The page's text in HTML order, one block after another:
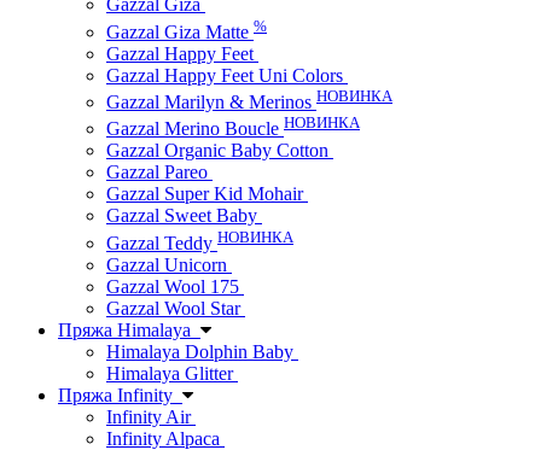
Gazzal Giza
Gazzal Giza Matte %
Gazzal Happy Feet
Gazzal Happy Feet Uni Colors
Gazzal Marilyn & Merinos НОВИНКА
Gazzal Merino Boucle НОВИНКА
Gazzal Organic Baby Cotton
Gazzal Pareo
Gazzal Super Kid Mohair
Gazzal Sweet Baby
Gazzal Teddy НОВИНКА
Gazzal Unicorn
Gazzal Wool 175
Gazzal Wool Star
Пряжа Himalaya
Himalaya Dolphin Baby
Himalaya Glitter
Пряжа Infinity
Infinity Air
Infinity Alpaca